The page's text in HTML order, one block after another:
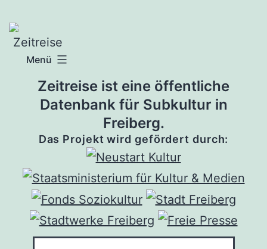
Inhalt
springen
Menü
Zeitreise ist eine öffentliche
Datenbank für Subkultur in
Freiberg.
Das Projekt wird gefördert durch: